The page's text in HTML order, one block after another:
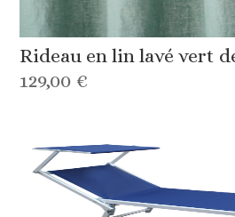
Rideau en lin lavé vert
129,00 €